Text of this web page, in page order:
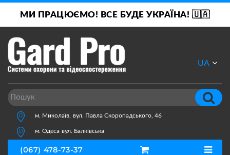
МИ ПРАЦЮЄМО! ВСЕ БУДЕ УКРАЇНА! 🇺🇦
м. Миколаїв, вул. Павла Скоропадського, 46
м. Одеса вул. Балківська
UA
RU
(067) 478-73-37